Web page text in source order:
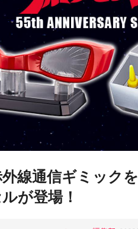
線通信ギミック
が登場！